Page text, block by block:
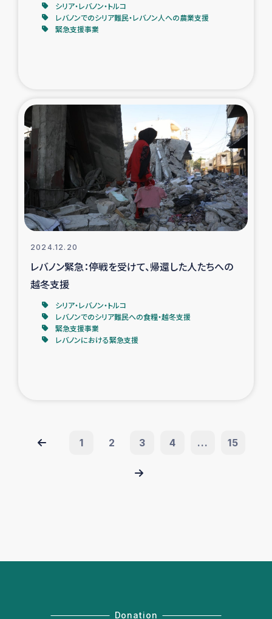
シリア・レバノン・トルコ
レバノンでのシリア難民・レバノン人への農業支援
緊急支援事業
2024.12.20
レバノン緊急：停戦を受けて、帰還した人たちへの
越冬支援
シリア・レバノン・トルコ
レバノンでのシリア難民への食糧・越冬支援
緊急支援事業
レバノンにおける緊急支援
1 2 3 4 ... 15
Donation